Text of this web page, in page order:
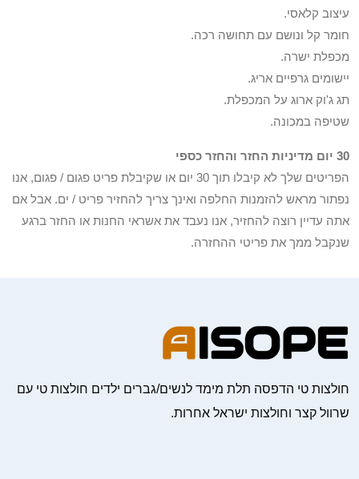
עיצוב קלאסי.
חומר קל ונושם עם תחושה רכה.
מכפלת ישרה.
יישומים גרפיים אריג.
תג ג'וק ארוג על המכפלת.
שטיפה במכונה.
30 יום מדיניות החזר והחזר כספי
הפריטים שלך לא קיבלו תוך 30 יום או שקיבלת פריט פגום / פגום, אנו
נפתור מראש להזמנות החלפה ואינך צריך להחזיר פריט / ים. אבל אם
אתה עדיין רוצה להחזיר, אנו נעבד את אשראי החנות או החזר ברגע
שנקבל ממך את פריטי ההחזרה.
חולצות טי הדפסה תלת מימד לנשים/גברים ילדים חולצות טי עם
שרוול קצר וחולצות ישראל אחרות.